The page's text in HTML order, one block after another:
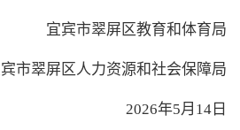
宜宾市翠屏区教育和体育局
市翠屏区人力资源和社会保障局
2026年5月 14 日